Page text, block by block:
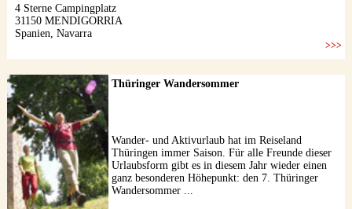
Thüringer Wandersommer
Wander- und Aktivurlaub hat im Reiseland
Thüringen immer Saison. Für alle Freunde dieser
Urlaubsform gibt es in diesem Jahr wieder einen
ganz besonderen Höhepunkt: den 7. Thüringer
Wandersommer ...